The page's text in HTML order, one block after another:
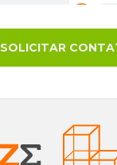
SOLICITAR